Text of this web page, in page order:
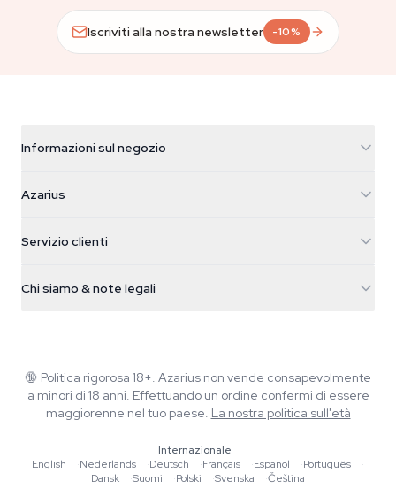
Iscriviti alla nostra newsletter -10%
Informazioni sul negozio
Galvaniweg 11
Nederland
+31(0)204897914
Azarius
Smokeshop
Servizio clienti
FAQ
Informativa sulla privacy
Chi siamo & note legali
Wiki
Blog
Musica
Linee guida editoriali
Strumenti e Calcolatori
🔞 Politica rigorosa 18+. Azarius non vende consapevolmente
a minori di 18 anni. Effettuando un ordine confermi di essere
maggiorenne nel tuo paese. La nostra politica sull'età
Internazionale
English
·Nederlands ·Deutsch ·Français ·Español ·Português
·
Dansk
·Suomi ·Polski ·Svenska ·Čeština